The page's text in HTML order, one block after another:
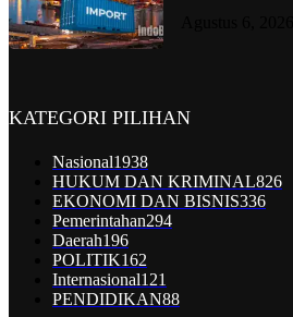
KATEGORI PILIHAN
Nasional1938
HUKUM DAN KRIMINAL826
EKONOMI DAN BISNIS336
Pemerintahan294
Daerah196
POLITIK162
Internasional121
PENDIDIKAN88